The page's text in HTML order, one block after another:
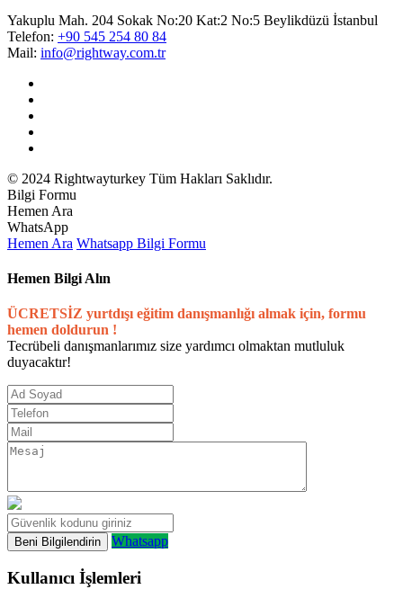
Yakuplu Mah. 204 Sokak No:20 Kat:2 No:5 Beylikdüzü İstanbul
Telefon: +90 545 254 80 84
Mail: info@rightway.com.tr
© 2024 Rightwayturkey Tüm Hakları Saklıdır.
Bilgi Formu
Hemen Ara
WhatsApp
Hemen Ara Whatsapp Bilgi Formu
Hemen Bilgi Alın
ÜCRETSİZ yurtdışı eğitim danışmanlığı almak için, formu
hemen doldurun !
Tecrübeli danışmanlarımız size yardımcı olmaktan mutluluk
duyacaktır!
Whatsapp
Kullanıcı İşlemleri